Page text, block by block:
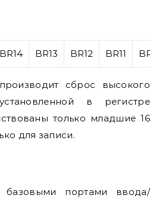
BR14 BR13 BR12 BR11 BR10
сброс высокого
в регистре
только младшие 16
для записи.
базовыми портами ввода/